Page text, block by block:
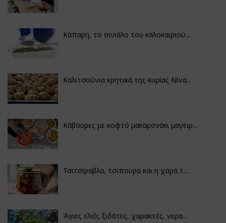
Κάπαρη, το σινιάλο του καλοκαιριού...
Καλιτσούνια κρητικά της κυρίας Νίνα...
Κάβουρες με κοφτό μακαρονάκι μαγειρ...
Τσιτσίραβλα, τσίπουρα και η χαρά τ...
Άγιες ελιές ξιδάτες, χαρακτές, νερα...